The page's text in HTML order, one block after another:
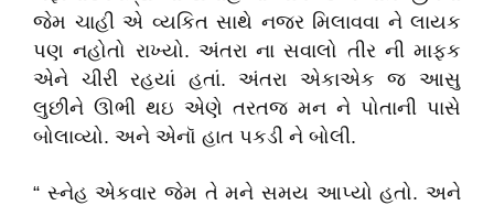
જેમ ચાહી એ વ્યકિત સાથે નજર મિલાવવા ને લાયક
પણ નહોતો રાખ્યો. અંતરા ના સવાલો તીર ની માફક
એને ચીરી રહયાં હતાં. અંતરા એકાએક જ આસુ
લુછીને ઊભી થઇ એણે તરતજ મન ને પોતાની પાસે
બોલાવ્યો. અને એનૉ હાત પકડી ને બોલી.
“ સ્નેહ એકવાર જેમ તે મને સમય આપ્યો હતો. અને